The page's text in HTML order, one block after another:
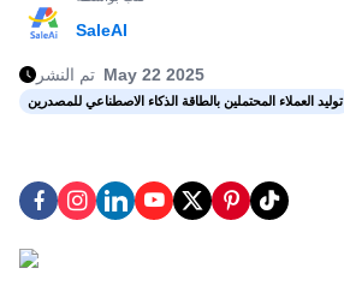
SaleAI
تم النشر May 22 2025
توليد العملاء المحتملين بالطاقة الذكاء الاصطناعي للمصدرين